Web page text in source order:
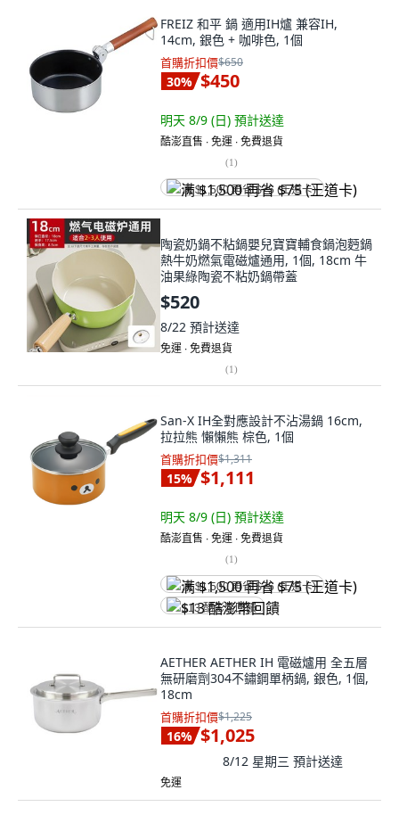
FREIZ 和平 鍋 適用IH爐 兼容IH,
14cm, 銀色 + 咖啡色, 1個
首購折扣價$650
30% $450
明天 8/9 (日) 預計送達
酷澎直售 ∙ 免運 ∙ 免費退貨
(1)
满 $1,500 再省 $75 (王道卡)
陶瓷奶鍋不粘鍋嬰兒寶寶輔食鍋泡麪鍋
熱牛奶燃氣電磁爐通用, 1個, 18cm 牛
油果綠陶瓷不粘奶鍋帶蓋
$520
8/22 預計送達
免運 ∙ 免費退貨
(1)
San-X IH全對應設計不沾湯鍋 16cm,
拉拉熊 懶懶熊 棕色, 1個
首購折扣價$1,311
15% $1,111
明天 8/9 (日) 預計送達
酷澎直售 ∙ 免運 ∙ 免費退貨
(1)
满 $1,500 再省 $75 (王道卡)
$13 酷澎幣回饋
AETHER AETHER IH 電磁爐用 全五層
無研磨劑304不鏽鋼單柄鍋, 銀色, 1個,
18cm
首購折扣價$1,225
16% $1,025
8/12 星期三 預計送達
免運